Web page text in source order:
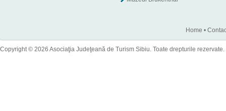
Home •
Copyright © 2026 Asociaţia Judeţeană de Turism Sibiu. Toate drepturile rezervate.